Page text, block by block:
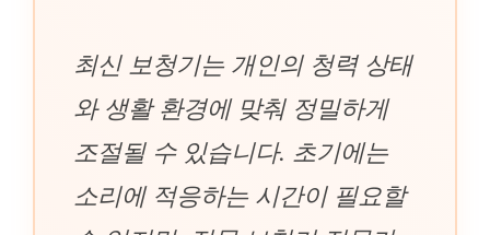
최신 보청기는 개인의 청력 상태
와 생활 환경에 맞춰 정밀하게
조절될 수 있습니다. 초기에는
소리에 적응하는 시간이 필요할